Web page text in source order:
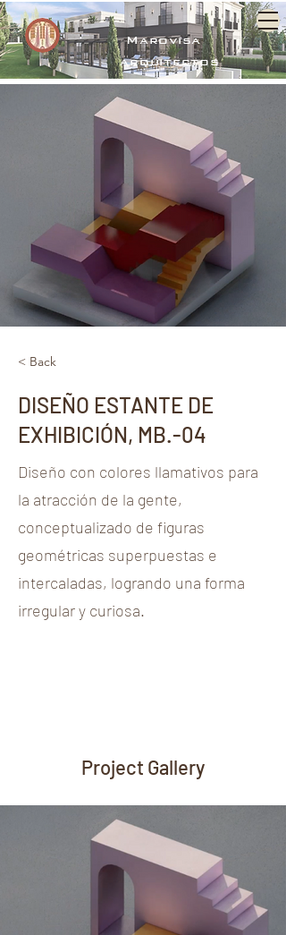
Marovisa
arquitectos
< Back
DISEÑO ESTANTE DE
EXHIBICIÓN, MB.-04
Diseño con colores llamativos para
la atracción de la gente,
conceptualizado de figuras
geométricas superpuestas e
intercaladas, logrando una forma
irregular y curiosa.
Project Gallery